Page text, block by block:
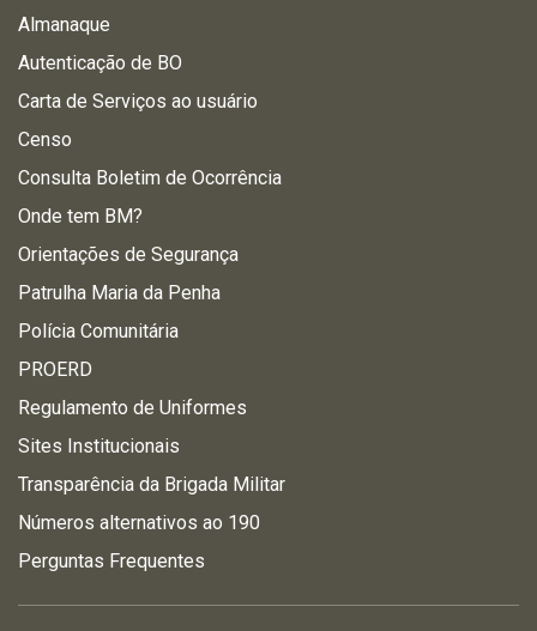
Almanaque
Autenticação de BO
Carta de Serviços ao usuário
Censo
Consulta Boletim de Ocorrência
Onde tem BM?
Orientações de Segurança
Patrulha Maria da Penha
Polícia Comunitária
PROERD
Regulamento de Uniformes
Sites Institucionais
Transparência da Brigada Militar
Números alternativos ao 190
Perguntas Frequentes